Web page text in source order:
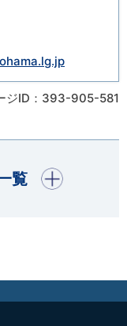
ジID：393-905-581
覧